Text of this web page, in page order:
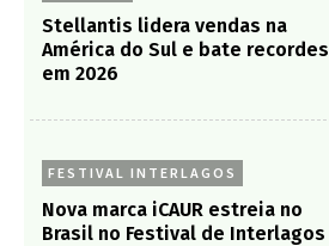
Stellantis lidera vendas na
América do Sul e bate recordes
em 2026
FESTIVAL INTERLAGOS
Nova marca iCAUR estreia no
Brasil no Festival de Interlagos